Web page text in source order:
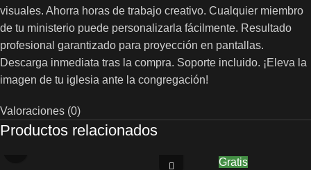
visuales. Ahorra horas de trabajo creativo. Cualquier miembro
de tu ministerio puede personalizarla fácilmente. Resultado
profesional garantizado para proyección en pantallas.
Descarga inmediata tras la compra. Soporte incluido. ¡Eleva la
imagen de tu iglesia ante la congregación!
Valoraciones (0)
Productos relacionados
Gratis